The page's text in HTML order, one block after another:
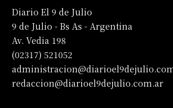
Diario El 9 de Julio
9 de Julio - Bs As - Argentina
Av. Vedia 198
(02317) 521052
redaccion@diarioel9dejulio.com.ar